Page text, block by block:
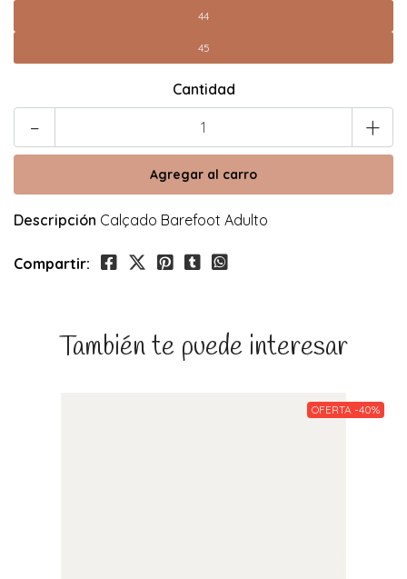
44
45
Cantidad
- +
Descripción Calçado Barefoot Adulto
Compartir:
También te puede interesar
OFERTA -40%